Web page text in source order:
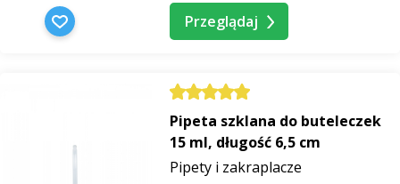
Przeglądaj
Pipeta szklana do buteleczek
15 ml, długość 6,5 cm
Pipety i zakraplacze